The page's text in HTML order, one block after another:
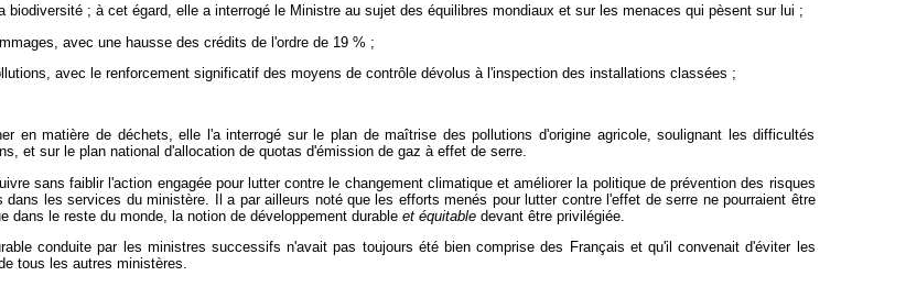
; à cet égard, elle a interrogé le Ministre au sujet des équilibres mondiaux et sur les menaces qui pèsent sur lui ;
avec une hausse des crédits de l'ordre de 19 % ;
avec le renforcement significatif des moyens de contrôle dévolus à l'inspection des installations classées ;
en matière de déchets, elle l'a interrogé sur le plan de maîtrise des pollutions d'origine agricole, soulignant les difficultés
et sur le plan national d'allocation de quotas d'émission de gaz à effet de serre.
sans faiblir l'action engagée pour lutter contre le changement climatique et améliorer la politique de prévention des risques
les services du ministère. Il a par ailleurs noté que les efforts menés pour lutter contre l'effet de serre ne pourraient être
dans le reste du monde, la notion de développement durable et équitabledevant être privilégiée.
conduite par les ministres successifs n'avait pas toujours été bien comprise des Français et qu'il convenait d'éviter les
tous les autres ministères.